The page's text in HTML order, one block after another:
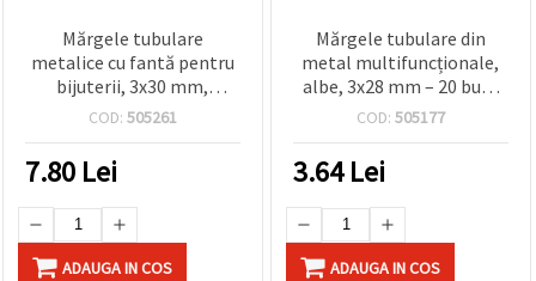
Mărgele tubulare
metalice cu fantă pentru
bijuterii, 3x30 mm,
argintiu - 50 bucăți
COD: 505261
7.80 Lei
ADAUGA IN COS
Mărgele tubulare din
metal multifuncționale,
albe, 3x28 mm – 20 buc.,
perfecte pentru bijuterii,
COD: 505177
3.64Lei
ADAUGA IN COS